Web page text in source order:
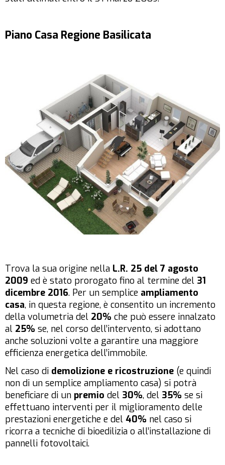
Piano Casa Regione Basilicata
Trova la sua origine nella L.R. 25 del 7 agosto
2009 ed è stato prorogato fino al termine del 31
dicembre 2016. Per un semplice ampliamento
casa, in questa regione, è consentito un incremento
della volumetria del 20% che può essere innalzato
al 25% se, nel corso dell’intervento, si adottano
anche soluzioni volte a garantire una maggiore
efficienza energetica dell’immobile.
Nel caso di demolizione e ricostruzione (e quindi
non di un semplice ampliamento casa) si potrà
beneficiare di un premio del 30%, del 35% se si
effettuano interventi per il miglioramento delle
prestazioni energetiche e del 40% nel caso si
ricorra a tecniche di bioedilizia o all’installazione di
pannelli fotovoltaici.